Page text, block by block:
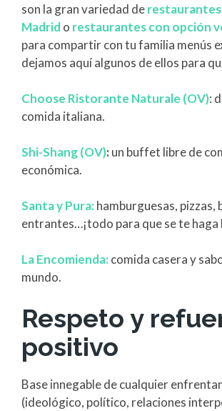
son la gran variedad de
Madrid o restaurantes con opción
para compartir con tu familia menús
dejamos aquí algunos de ellos para
Choose Ristorante Naturale (OV):
comida italiana.
Shi-Shang (OV):un buffet libre de
económica.
Santa y Pura:hamburguesas, pizzas,
entrantes…¡todo para que se te haga
La Encomienda:comida casera y
mundo.
Respeto y
positivo
Base innegable de cualquier
(ideológico, político, relaciones